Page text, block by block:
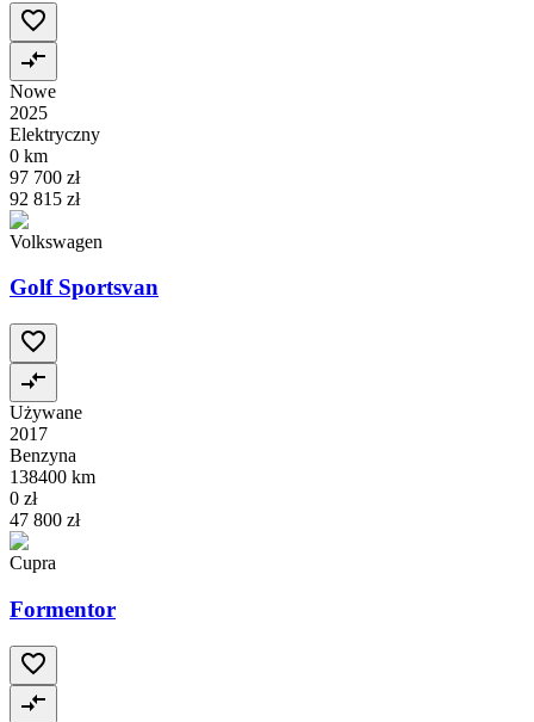
Nowe
2025
Elektryczny
0 km
97 700 zł
92 815 zł
Volkswagen
Golf Sportsvan
Używane
2017
Benzyna
138400 km
0 zł
47 800 zł
Cupra
Formentor